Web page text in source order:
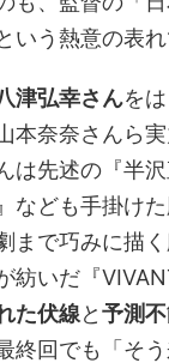
いう熱意の表れ
津弘幸さんを
本奈奈さんら
は先述の『半
なども手掛け
まで巧みに描く
紡いだ『
た伏線と予測
終回でも「そ